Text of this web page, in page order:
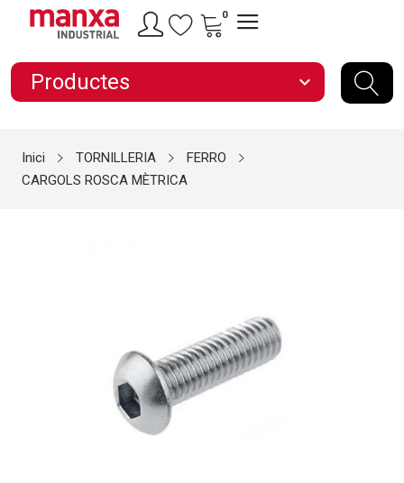
0
Productes expand_more
Inici TORNILLERIA
FERRO
CARGOLS ROSCA MÈTRICA